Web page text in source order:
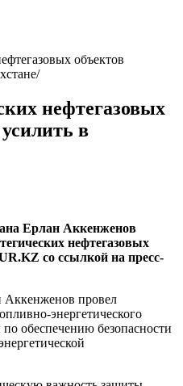
объектов
нефтегазовых
в
Ерлан Аккенженов
нефтегазовых
со ссылкой на пресс-
Аккенженов провел
энергетического
обеспечению безопасности